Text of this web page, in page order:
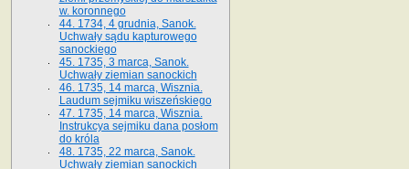
w. koronnego
44. 1734, 4 grudnia, Sanok.
Uchwały sądu kapturowego
sanockiego
45. 1735, 3 marca, Sanok.
Uchwały ziemian sanockich
46. 1735, 14 marca, Wisznia.
Laudum sejmiku wiszeńskiego
47. 1735, 14 marca, Wisznia.
Instrukcya sejmiku dana posłom
do króla
48. 1735, 22 marca, Sanok.
Uchwały ziemian sanockich